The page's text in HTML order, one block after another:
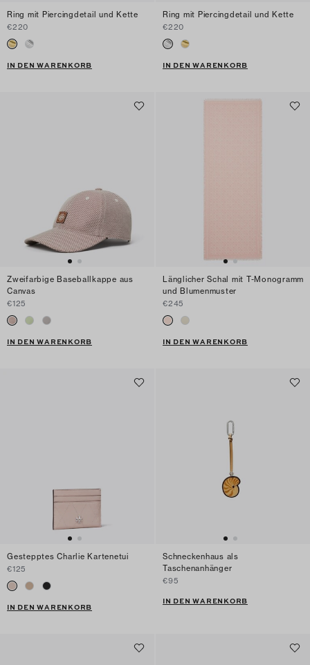
Ring mit Piercingdetail und Kette
€220
IN DEN WARENKORB
Ring mit Piercingdetail und Kette
€220
IN DEN WARENKORB
Zweifarbige Baseballkappe aus
Canvas
€125
IN DEN WARENKORB
Länglicher Schal mit T-Monogramm
und Blumenmuster
€245
IN DEN WARENKORB
Gestepptes Charlie Kartenetui
€125
IN DEN WARENKORB
Schneckenhaus als
Taschenanhänger
€95
IN DEN WARENKORB